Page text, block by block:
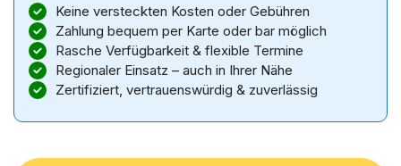
Keine versteckten Kosten oder Gebühren
Zahlung bequem per Karte oder bar möglich
Rasche Verfügbarkeit & flexible Termine
Regionaler Einsatz – auch in Ihrer Nähe
Zertifiziert, vertrauenswürdig & zuverlässig